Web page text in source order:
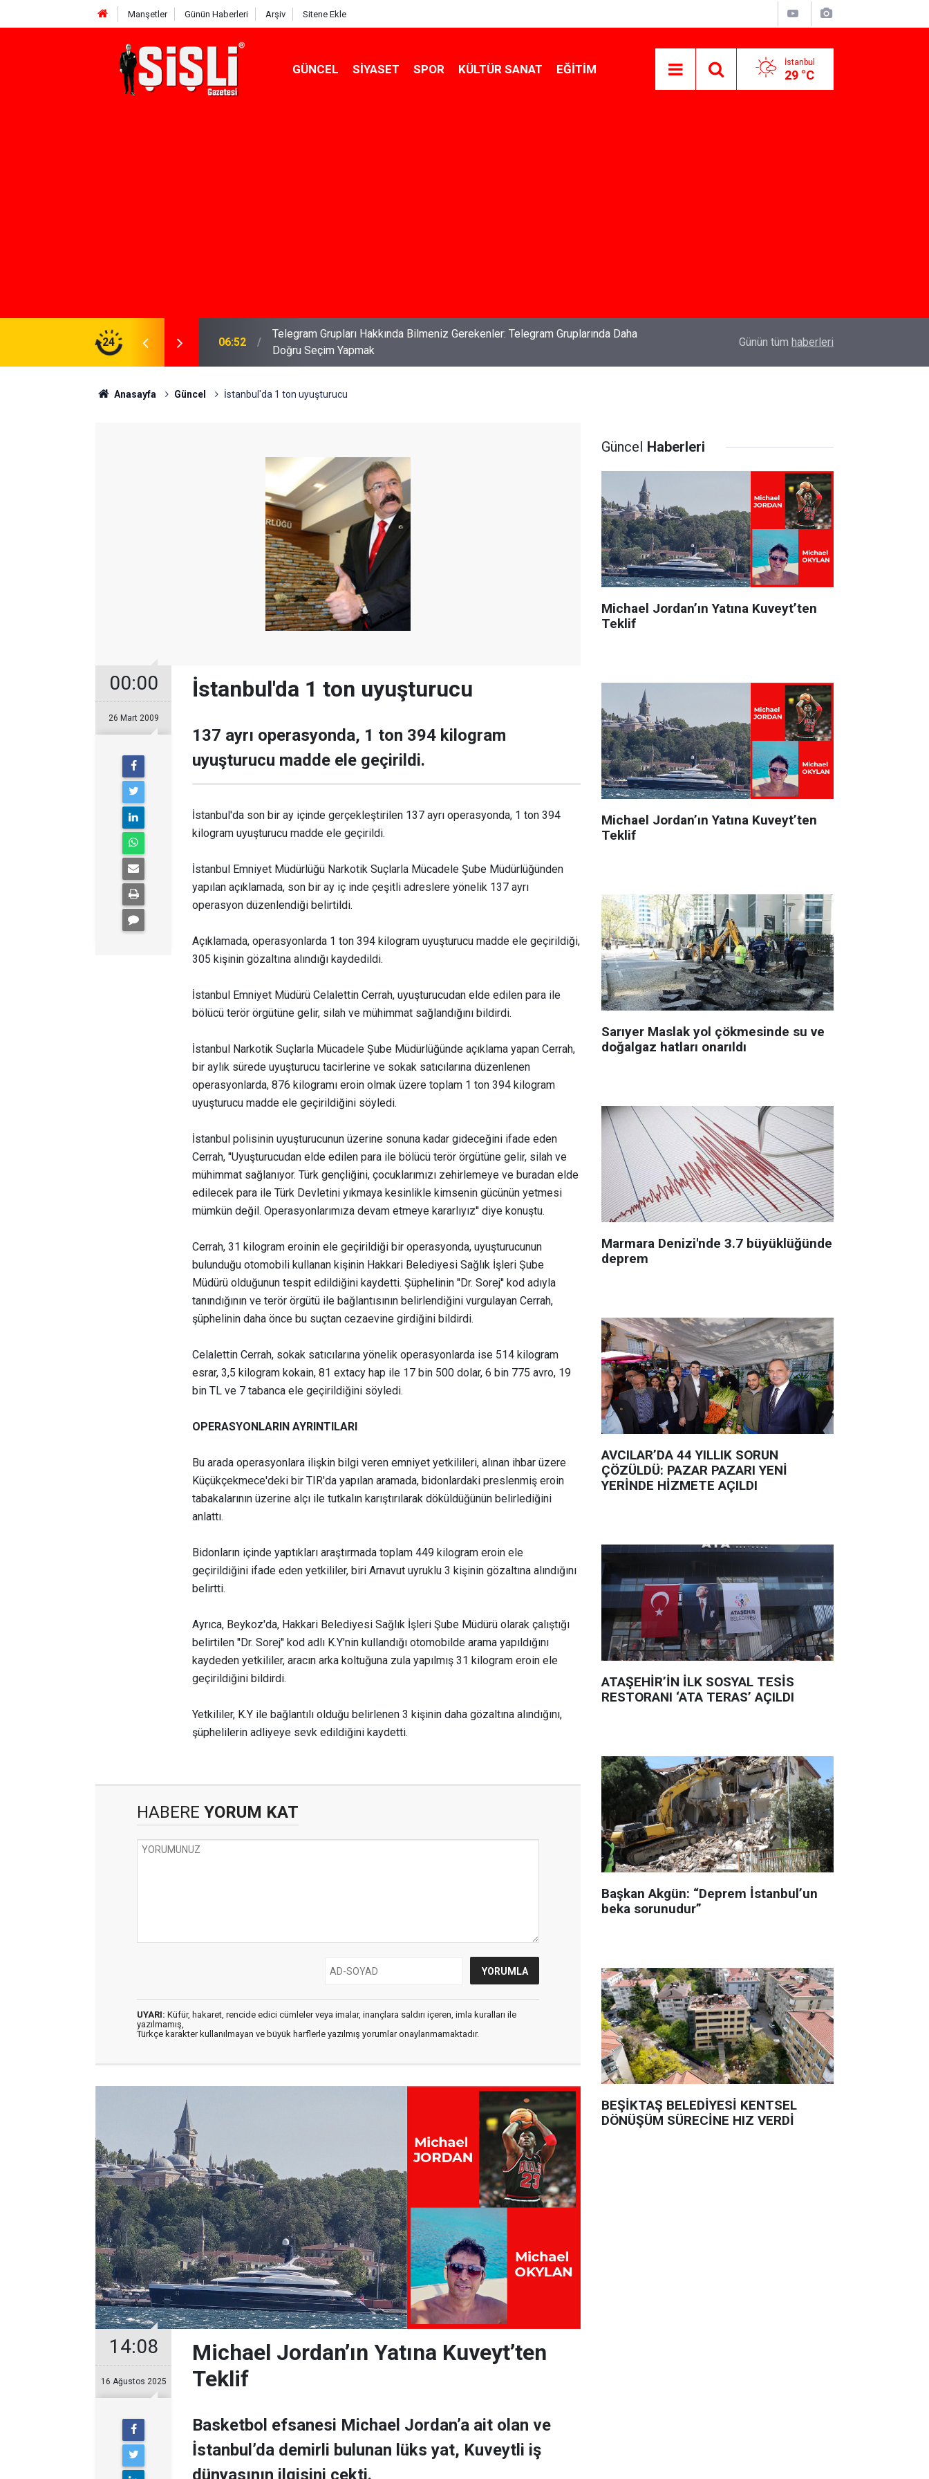
Manşetler Günün Haberleri Arşiv Sitene Ekle
GÜNCEL SIYASET SPOR KÜLTÜR SANAT EĞITIM İstanbul
29 °C
24
Gerekenler: Telegram Gruplarında Daha
04:43 İş Davaları: Haklarınızı Bilmek ve Koruma Altına Almak Özlem Drahyalı Kimdir, Nereli ve Kaç
Günün tüm haberleri
Anasayfa Güncel İstanbul'da 1 ton uyuşturucu
00:00
26 Mart 2009
İstanbul'da 1 ton uyuşturucu
137 ayrı operasyonda, 1 ton 394 kilogram
uyuşturucu madde ele geçirildi.
İstanbul'da son bir ay içinde gerçekleştirilen 137 ayrı operasyonda, 1 ton 394
kilogram uyuşturucu madde ele geçirildi.
İstanbul Emniyet Müdürlüğü Narkotik Suçlarla Mücadele Şube Müdürlüğünden
yapılan açıklamada, son bir ay iç inde çeşitli adreslere yönelik 137 ayrı
operasyon düzenlendiği belirtildi.
Açıklamada, operasyonlarda 1 ton 394 kilogram uyuşturucu madde ele geçirildiği,
305 kişinin gözaltına alındığı kaydedildi.
İstanbul Emniyet Müdürü Celalettin Cerrah, uyuşturucudan elde edilen para ile
bölücü terör örgütüne gelir, silah ve mühimmat sağlandığını bildirdi.
İstanbul Narkotik Suçlarla Mücadele Şube Müdürlüğünde açıklama yapan Cerrah,
bir aylık sürede uyuşturucu tacirlerine ve sokak satıcılarına düzenlenen
operasyonlarda, 876 kilogramı eroin olmak üzere toplam 1 ton 394 kilogram
uyuşturucu madde ele geçirildiğini söyledi.
İstanbul polisinin uyuşturucunun üzerine sonuna kadar gideceğini ifade eden
Cerrah, ''Uyuşturucudan elde edilen para ile bölücü terör örgütüne gelir, silah ve
mühimmat sağlanıyor. Türk gençliğini, çocuklarımızı zehirlemeye ve buradan elde
edilecek para ile Türk Devletini yıkmaya kesinlikle kimsenin gücünün yetmesi
mümkün değil. Operasyonlarımıza devam etmeye kararlıyız'' diye konuştu.
Cerrah, 31 kilogram eroinin ele geçirildiği bir operasyonda, uyuşturucunun
bulunduğu otomobili kullanan kişinin Hakkari Belediyesi Sağlık İşleri Şube
Müdürü olduğunun tespit edildiğini kaydetti. Şüphelinin ''Dr. Sorej'' kod adıyla
tanındığının ve terör örgütü ile bağlantısının belirlendiğini vurgulayan Cerrah,
şüphelinin daha önce bu suçtan cezaevine girdiğini bildirdi.
Celalettin Cerrah, sokak satıcılarına yönelik operasyonlarda ise 514 kilogram
esrar, 3,5 kilogram kokain, 81 extacy hap ile 17 bin 500 dolar, 6 bin 775 avro, 19
bin TL ve 7 tabanca ele geçirildiğini söyledi.
OPERASYONLARIN AYRINTILARI
Bu arada operasyonlara ilişkin bilgi veren emniyet yetkilileri, alınan ihbar üzere
Küçükçekmece'deki bir TIR'da yapılan aramada, bidonlardaki preslenmiş eroin
tabakalarının üzerine alçı ile tutkalın karıştırılarak döküldüğünün belirlediğini
anlattı.
Bidonların içinde yaptıkları araştırmada toplam 449 kilogram eroin ele
geçirildiğini ifade eden yetkililer, biri Arnavut uyruklu 3 kişinin gözaltına alındığını
belirtti.
Ayrıca, Beykoz'da, Hakkari Belediyesi Sağlık İşleri Şube Müdürü olarak çalıştığı
belirtilen ''Dr. Sorej'' kod adlı K.Y'nin kullandığı otomobilde arama yapıldığını
kaydeden yetkililer, aracın arka koltuğuna zula yapılmış 31 kilogram eroin ele
geçirildiğini bildirdi.
Yetkililer, K.Y ile bağlantılı olduğu belirlenen 3 kişinin daha gözaltına alındığını,
şüphelilerin adliyeye sevk edildiğini kaydetti.
HABERE YORUM KAT
UYARI: Küfür, hakaret, rencide edici cümleler veya imalar, inançlara saldırı içeren, imla kuralları ile
yazılmamış,
Türkçe karakter kullanılmayan ve büyük harflerle yazılmış yorumlar onaylanmamaktadır.
14:08
16 Ağustos 2025
Michael Jordan’ın Yatına Kuveyt’ten
Teklif
Basketbol efsanesi Michael Jordan’a ait olan ve
İstanbul’da demirli bulunan lüks yat, Kuveytli iş
dünyasının ilgisini çekti.
Güncel Haberleri
Michael Jordan’ın Yatına Kuveyt’ten
Teklif
Michael Jordan’ın Yatına Kuveyt’ten
Teklif
Sarıyer Maslak yol çökmesinde su ve
doğalgaz hatları onarıldı
Marmara Denizi'nde 3.7 büyüklüğünde
deprem
AVCILAR’DA 44 YILLIK SORUN
ÇÖZÜLDÜ: PAZAR PAZARI YENİ
YERİNDE HİZMETE AÇILDI
ATAŞEHİR’İN İLK SOSYAL TESİS
RESTORANI ‘ATA TERAS’ AÇILDI
Başkan Akgün: “Deprem İstanbul’un
beka sorunudur”
BEŞİKTAŞ BELEDİYESİ KENTSEL
DÖNÜŞÜM SÜRECİNE HIZ VERDİ